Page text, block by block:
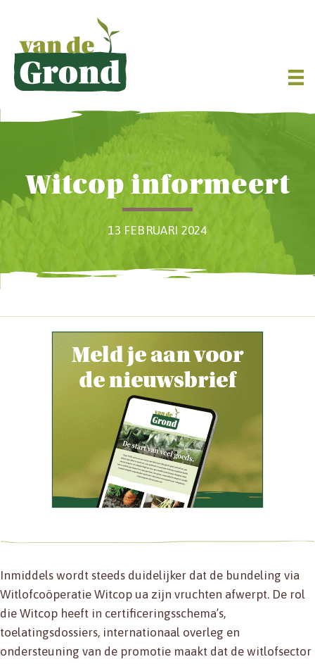
Witcop informeert
13 FEBRUARI 2024
Inmiddels wordt steeds duidelijker dat de bundeling via
Witlofcoöperatie Witcop ua zijn vruchten afwerpt. De rol
die Witcop heeft in certificeringsschema’s,
toelatingsdossiers, internationaal overleg en
ondersteuning van de promotie maakt dat de witlofsector